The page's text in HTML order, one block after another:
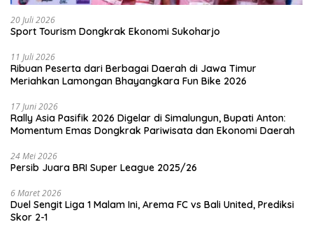
20 Juli 2026
Sport Tourism Dongkrak Ekonomi Sukoharjo
11 Juli 2026
Ribuan Peserta dari Berbagai Daerah di Jawa Timur
Meriahkan Lamongan Bhayangkara Fun Bike 2026
17 Juni 2026
Rally Asia Pasifik 2026 Digelar di Simalungun, Bupati Anton:
Momentum Emas Dongkrak Pariwisata dan Ekonomi Daerah
24 Mei 2026
Persib Juara BRI Super League 2025/26
6 Maret 2026
Duel Sengit Liga 1 Malam Ini, Arema FC vs Bali United, Prediksi
Skor 2-1